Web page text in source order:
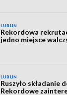
LUBLIN
Rekordowa
jedno miejsce
LUBLIN
Ruszyło składanie
Rekordowe